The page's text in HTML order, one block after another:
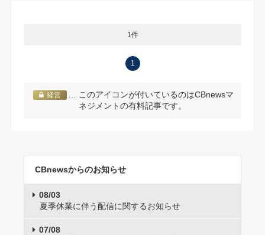
1件
1
経営
… このアイコンが付いているのはCBnewsマ
ネジメントの有料記事です。
CBnewsからのお知らせ
08/03
夏季休業に伴う配信に関するお知らせ
07/08